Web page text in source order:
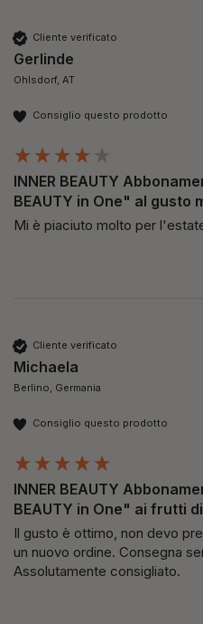
Cliente verificato
Gerlinde
Ohlsdorf, AT
Consiglio questo prodotto
INNER BEAUTY
BEAUTY in One" al gusto
Mi è piaciuto molto per
Cliente verificato
Michaela
Berlino, Germania
Consiglio questo prodotto
INNER BEAUTY
BEAUTY in One" ai frutti
Il gusto è ottimo, non devo
un nuovo ordine. Consegna
Assolutamente consigliato.